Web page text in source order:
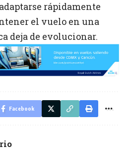
rápidamente
el vuelo en una
deja de evolucionar.
Facebook